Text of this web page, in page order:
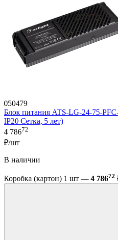
050479
Блок питания ATS-LG-24-75-
IP20 Сетка, 5 лет)
4 78672
₽/шт
В наличии
Коробка (картон) 1 шт — 4 78672